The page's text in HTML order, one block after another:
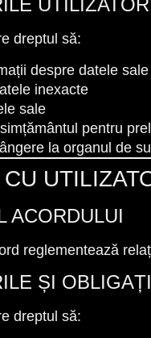
dreptul să:
despre datele sale
inexacte
sale
pentru
la organul de
ACORDULUI
reglementează
ȘI
dreptul să: